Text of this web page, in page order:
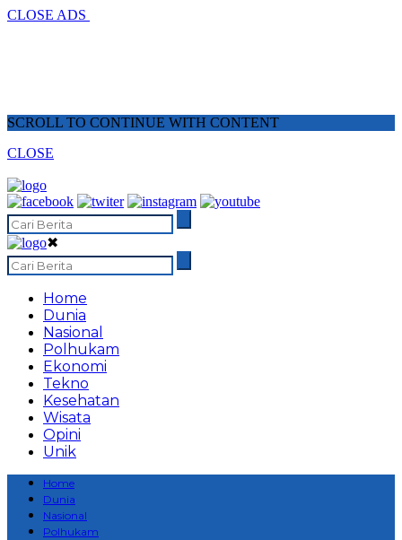
CLOSE ADS
SCROLL TO CONTINUE WITH CONTENT
CLOSE
✖
Home
Dunia
Nasional
Polhukam
Ekonomi
Tekno
Kesehatan
Wisata
Opini
Unik
Home
Dunia
Nasional
Polhukam